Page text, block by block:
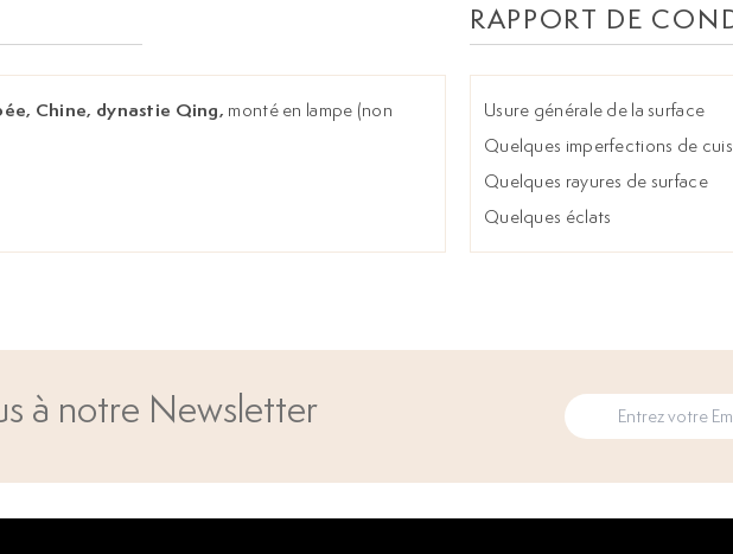
Chine, dynastie Qing, monté en lampe (non
RAPPORT DE
Usure générale de la surface
Quelques imperfections de
Quelques rayures de surface
Quelques éclats
à notre Newsletter